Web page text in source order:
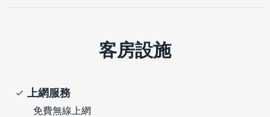
客房設施
上網服務
免費無線上網